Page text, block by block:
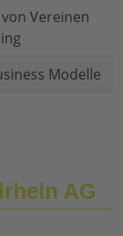
Vereinen
Modelle
AG